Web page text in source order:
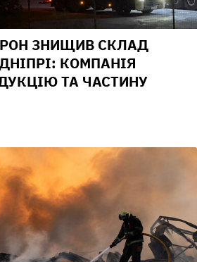
ЗНИЩИВ СКЛАД
КОМПАНІЯ
ТА ЧАСТИНУ